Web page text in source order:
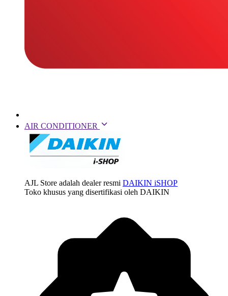
AIR CONDITIONER
AJL Store adalah dealer resmi DAIKIN iSHOP
Toko khusus yang disertifikasi oleh DAIKIN